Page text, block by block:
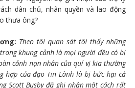
dân chủ, nhân quyền và lao động
thưa ông?
Theo tôi quan sát tôi thấy những
khung cảnh là mọi người đều có bị
cảnh nạn nhân của quí vị kia thường
hợp của đạo Tin Lành là bị bức hại cả
Scott Busby đã ghi nhận một cách rất